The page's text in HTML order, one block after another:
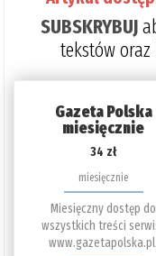
SUBSKRYBUJ
tekstów
Gazeta Polska
miesięcznie
34 zł
miesięcznie
Miesięczny dostęp do
wszystkich treści
www.gazetapolska.pl.